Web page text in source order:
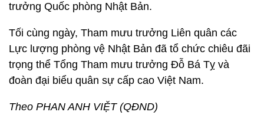
trưởng Quốc phòng Nhật Bản.
Tối cùng ngày, Tham mưu trưởng Liên quân các
Lực lượng phòng vệ Nhật Bản đã tổ chức chiêu đãi
trọng thể Tổng Tham mưu trưởng Đỗ Bá Tỵ và
đoàn đại biểu quân sự cấp cao Việt Nam.
Theo PHAN ANH VIỆT (QĐND)